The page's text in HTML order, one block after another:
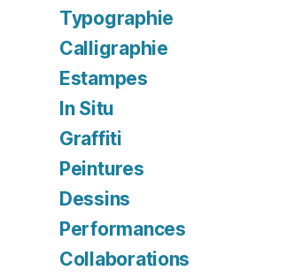
Typographie
Calligraphie
Estampes
In Situ
Graffiti
Peintures
Dessins
Performances
Collaborations